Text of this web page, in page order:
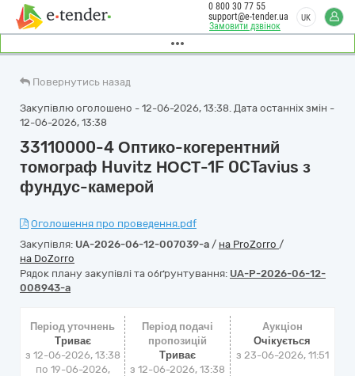
Замовити дзвінок
0 800 30 77 55
support@e-tender.ua
UK
Повернутись назад
Закупівлю оголошено - 12-06-2026, 13:38. Дата останніх змін -
12-06-2026, 13:38
33110000-4 Оптико-когерентний
томограф Huvitz НОСТ-1F OCTavius з
фундус-камерой
Оголошення про проведення.pdf
Закупівля: UA-2026-06-12-007039-a / на ProZorro /
на DoZorro
Рядок плану закупівлі та обґрунтування: UA-P-2026-06-12-
008943-a
Період уточнень
Триває
з 12-06-2026, 13:38
по 19-06-2026,
Період подачі
пропозицій
Триває
з 12-06-2026, 13:38
Аукціон
Очікується
з 23-06-2026, 11:51